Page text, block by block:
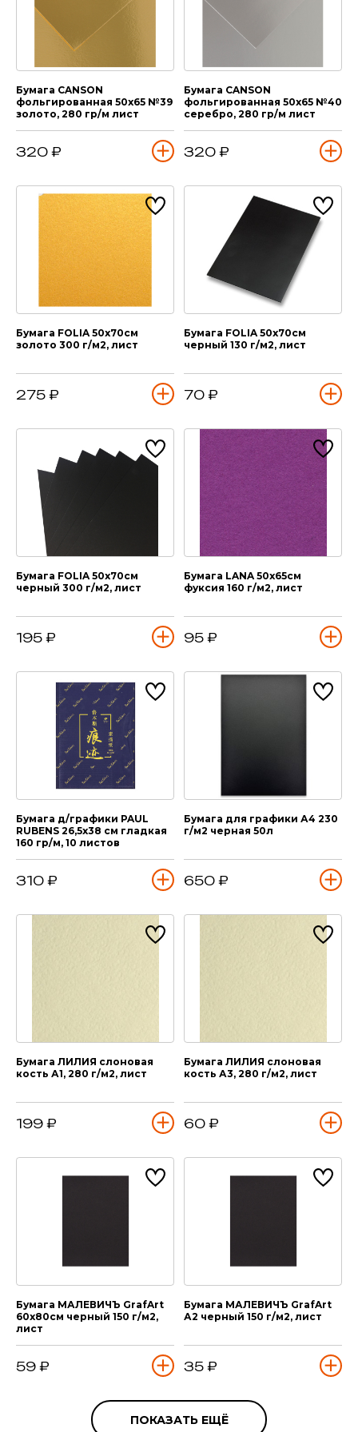
Бумага CANSON
фольгированная 50х65 №39
золото, 280 гр/м лист
320 ₽
Бумага CANSON
фольгированная 50х65 №40
серебро, 280 гр/м лист
320 ₽
Бумага FOLIA 50х70см
золото 300 г/м2, лист
275 ₽
Бумага FOLIA 50х70см
черный 130 г/м2, лист
70 ₽
Бумага FOLIA 50х70см
черный 300 г/м2, лист
195 ₽
Бумага LANA 50х65см
фуксия 160 г/м2, лист
95 ₽
Бумага д/графики PAUL
RUBENS 26,5х38 см гладкая
160 гр/м, 10 листов
310 ₽
Бумага для графики А4 230
г/м2 черная 50л
650 ₽
Бумага ЛИЛИЯ слоновая
кость А1, 280 г/м2, лист
199 ₽
Бумага ЛИЛИЯ слоновая
кость А3, 280 г/м2, лист
60 ₽
Бумага МАЛЕВИЧЪ GrafArt
60х80см черный 150 г/м2,
лист
59 ₽
Бумага МАЛЕВИЧЪ GrafArt
А2 черный 150 г/м2, лист
35 ₽
ПОКАЗАТЬ ЕЩЁ